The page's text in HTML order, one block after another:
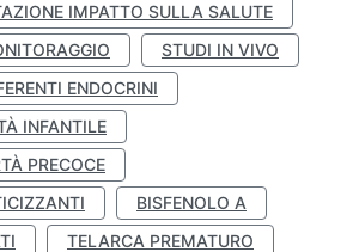
IMPATTO SULLA SALUTE
STUDI IN VIVO
ENDOCRINI
INFANTILE
PRECOCE
BISFENOLO A
TELARCA PREMATURO